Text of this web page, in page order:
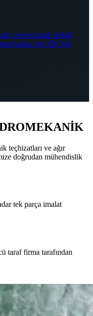
epoksi kaplı düktil
hatları için EN 545
teçhizatları ve ağır
doğrudan mühendislik
tek parça imalat
taraf firma tarafından